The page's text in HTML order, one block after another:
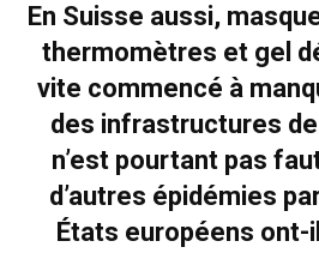
En Suisse aussi,
thermomètres et gel
vite commencé à
des infrastructures
n’est pourtant pas
d’autres épidémies
États européens